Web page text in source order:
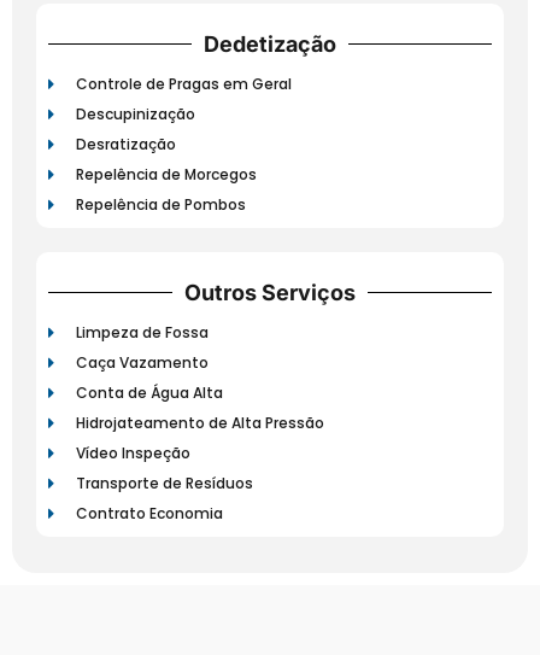
Dedetização
Controle de Pragas em Geral
Descupinização
Desratização
Repelência de Morcegos
Repelência de Pombos
Outros Serviços
Limpeza de Fossa
Caça Vazamento
Conta de Água Alta
Hidrojateamento de Alta Pressão
Vídeo Inspeção
Transporte de Resíduos
Contrato Economia